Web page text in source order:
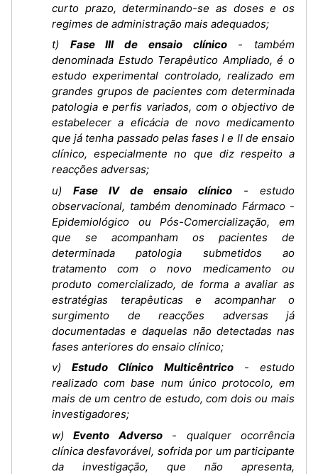
curto prazo, determinando-se as doses e os
regimes de administração mais adequados;
t) Fase III de ensaio clínico- também
denominada Estudo Terapêutico Ampliado, é o
estudo experimental controlado, realizado em
grandes grupos de pacientes com determinada
patologia e perfis variados, com o objectivo de
estabelecer a eficácia de novo medicamento
que já tenha passado pelas fases I e II de ensaio
clínico, especialmente no que diz respeito a
reacções adversas;
u) Fase IV de ensaio clínico - estudo
observacional, também denominado Fármaco -
Epidemiológico ou Pós-Comercialização, em
que se acompanham os pacientes de
determinada patologia submetidos ao
tratamento com o novo medicamento ou
produto comercializado, de forma a avaliar as
estratégias terapêuticas e acompanhar o
surgimento de reacções adversas já
documentadas e daquelas não detectadas nas
fases anteriores do ensaio clínico;
v)Estudo Clínico Multicêntrico- estudo
realizado com base num único protocolo, em
mais de um centro de estudo, com dois ou mais
investigadores;
w)Evento Adverso- qualquer ocorrência
clínica desfavorável, sofrida por um participante
da investigação, que não apresenta,